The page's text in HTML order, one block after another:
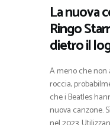
La nuova
Ringo
dietro il
A meno che non
roccia,
che i Beatles
nuova canzone.